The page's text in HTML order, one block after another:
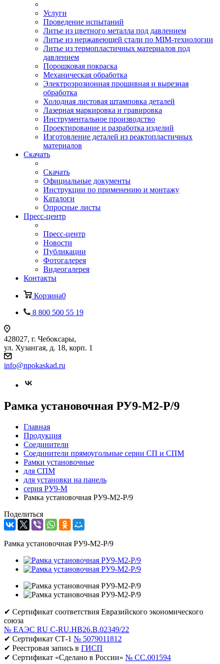
Услуги
Проведение испытаний
Литье из цветного металла под давлением
Литье из нержавеющей стали по MIM-технологии
Литье из термопластичных материалов под
давлением
Порошковая покраска
Механическая обработка
Электроэрозионная прошивная и вырезная
обработка
Холодная листовая штамповка деталей
Лазерная маркировка и гравировка
Инструментальное производство
Проектирование и разработка изделий
Изготовление деталей из реактопластичных
материалов
Скачать
Скачать
Официальные документы
Инструкции по применению и монтажу
Каталоги
Опросные листы
Пресс-центр
Пресс-центр
Новости
Публикации
Фотогалерея
Видеогалерея
Контакты
Корзина0
8 800 500 55 19
428027, г. Чебоксары,
ул. Хузангая, д. 18, корп. 1
info@npokaskad.ru
Рамка установочная РУ9-М2-Р/9
Главная
Продукция
Соединители
Соединители прямоугольные серии СП и СПМ
Рамки установочные
для СПМ
для установки на панель
серия РУ9-М
Рамка установочная РУ9-М2-Р/9
Поделиться
Рамка установочная РУ9-М2-Р/9
✔ Сертификат соответствия Евразийского экономического
союза
№ ЕАЭС RU C-RU.НВ26.В.02349/22
✔ Сертификат СТ-1 № 5079011812
✔ Реестровая запись в ГИСП
✔ Сертификат «Сделано в России» № CC.001594